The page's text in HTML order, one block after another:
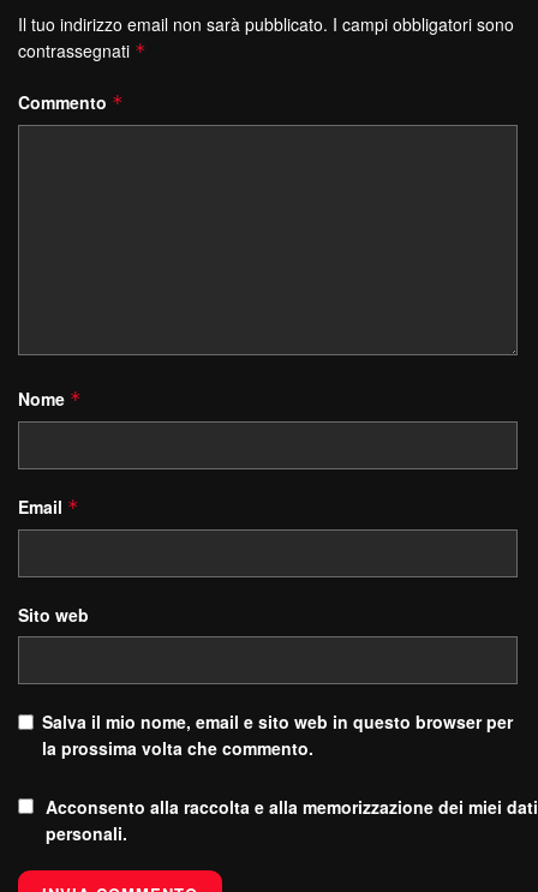
Il tuo indirizzo email non sarà pubblicato. I campi obbligatori sono
contrassegnati *
Commento *
Nome *
Email *
Sito web
Salva il mio nome, email e sito web in questo browser per
la prossima volta che commento.
Acconsento alla raccolta e alla memorizzazione dei miei dati
personali.